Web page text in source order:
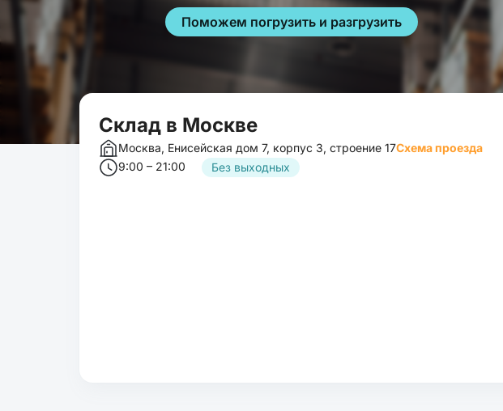
Поможем погрузить и разгрузить
Cклад в Москве
Москва, Енисейская дом 7, корпус 3, строение 17Схема проезда
9:00 – 21:00
Без выходных